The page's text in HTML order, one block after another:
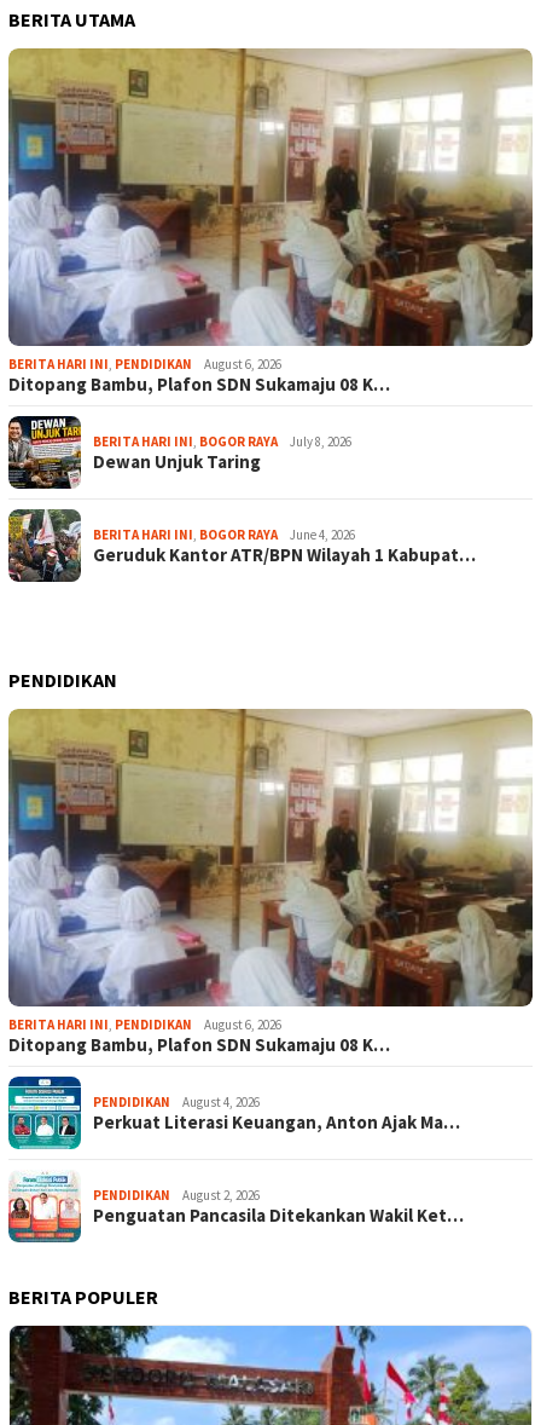
BERITA UTAMA
BERITA HARI INI, PENDIDIKAN August 6, 2026
Ditopang Bambu, Plafon SDN Sukamaju 08 K…
BERITA HARI INI, BOGOR RAYA July 8, 2026
Dewan Unjuk Taring
BERITA HARI INI, BOGOR RAYA June 4, 2026
Geruduk Kantor ATR/BPN Wilayah 1 Kabupat…
PENDIDIKAN
BERITA HARI INI, PENDIDIKAN August 6, 2026
Ditopang Bambu, Plafon SDN Sukamaju 08 K…
PENDIDIKAN August 4, 2026
Perkuat Literasi Keuangan, Anton Ajak Ma…
PENDIDIKAN August 2, 2026
Penguatan Pancasila Ditekankan Wakil Ket…
BERITA POPULER